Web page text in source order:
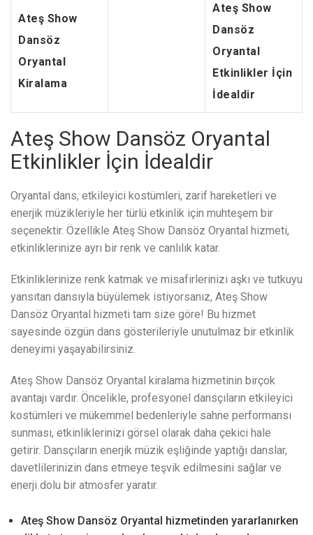
Ateş Show
Dansöz
Oryantal
Kiralama
Ateş Show
Dansöz
Oryantal
Etkinlikler İçin
İdealdir
Ateş Show Dansöz Oryantal
Etkinlikler İçin İdealdir
Oryantal dans, etkileyici kostümleri, zarif hareketleri ve
enerjik müzikleriyle her türlü etkinlik için muhteşem bir
seçenektir. Özellikle Ateş Show Dansöz Oryantal hizmeti,
etkinliklerinize ayrı bir renk ve canlılık katar.
Etkinliklerinize renk katmak ve misafirlerinizi aşkı ve tutkuyu
yansıtan dansıyla büyülemek istiyorsanız, Ateş Show
Dansöz Oryantal hizmeti tam size göre! Bu hizmet
sayesinde özgün dans gösterileriyle unutulmaz bir etkinlik
deneyimi yaşayabilirsiniz.
Ateş Show Dansöz Oryantal kiralama hizmetinin birçok
avantajı vardır. Öncelikle, profesyonel dansçıların etkileyici
kostümleri ve mükemmel bedenleriyle sahne performansı
sunması, etkinliklerinizi görsel olarak daha çekici hale
getirir. Dansçıların enerjik müzik eşliğinde yaptığı danslar,
davetlilerinizin dans etmeye teşvik edilmesini sağlar ve
enerji dolu bir atmosfer yaratır.
Ateş Show Dansöz Oryantal hizmetinden yararlanırken